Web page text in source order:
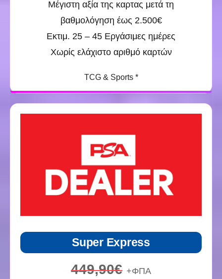
Μέγιστη αξία της καρτας μετά τη
βαθμολόγηση έως 2.500€
Εκτιμ. 25 – 45 Εργάσιμες ημέρες
Χωρίς ελάχιστο αριθμό καρτών
TCG & Sports *
Super Express
449,90€ +ΦΠΑ